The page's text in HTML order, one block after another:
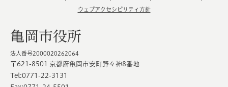
ウェブアクセシビリティ方針
亀岡市役所
法人番号2000020262064
〒621-8501 京都府亀岡市安町野々神8番地
Tel:0771-22-3131